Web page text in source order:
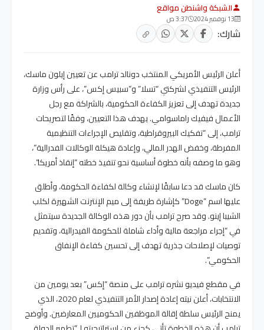
الشبكة واشنطن مواقع
13 نوفمبر 2024 3:37 ص
شارك:
أعلن الرئيس الأمريكي المنتخب دونالد ترامب عن تعيين إيلون ماسك،
الرئيس التنفيذي لشركتي “تسلا” و”سبيس إكس”، على رأس وزارة
جديدة تهدف إلى تعزيز الكفاءة الحكومية، بالشراكة مع رجل
الأعمال فيفيك راماسوامي. يهدف هذا التعيين، وفقًا لتصريحات
ترامب، إلى “تفكيك البيروقراطية، وتقليص الإجراءات التنظيمية
المفرطة، وخفض الهدر المالي، وإعادة هيكلة الوكالات الفدرالية”،
وهو ما وصفه بأنه خطوة أساسية نحو تنفيذ خطته “إنقاذ أمريكا”.
كان ماسك قد دعا سابقًا لإنشاء وكالة لكفاءة الحكومة، وأطلق
عليها اسم “Doge” كإشارة طريفة إلى ميم الإنترنت الشهيرة لكلب
الشيبا إينو. وقد صرح ترامب بأن دور هذه الوكالة الجديدة سيتمثل
في “إجراء مراجعة مالية وأداء شاملة للحكومة الفيدرالية، وتقديم
توصيات لإصلاحات جذرية تهدف إلى تحسين كفاءة الإنفاق
الحكومي”.
في مقطع فيديو نشره ترامب على منصة “إكس” بعد يومين من
الانتخابات، أعلن نيته إعادة إصدار الأمر التنفيذي لعام 2020، الذي
يمنح الرئيس سلطة إقالة الموظفين الحكوميين المعارضين. وأوضح